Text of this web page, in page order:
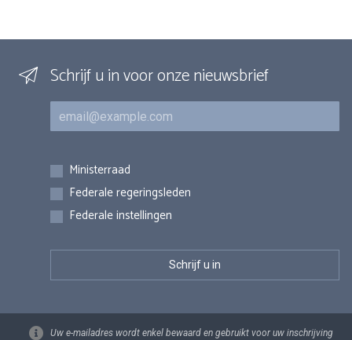
Schrijf u in voor onze nieuwsbrief
E-mail
Inschrijvingen
Ministerraad
Federale regeringsleden
Federale instellingen
Uw e-mailadres wordt enkel bewaard en gebruikt voor uw inschrijving